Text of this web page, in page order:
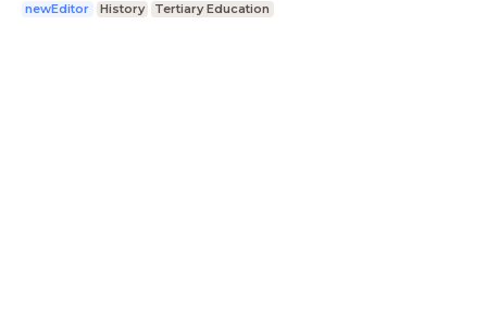
newEditor History Tertiary Education